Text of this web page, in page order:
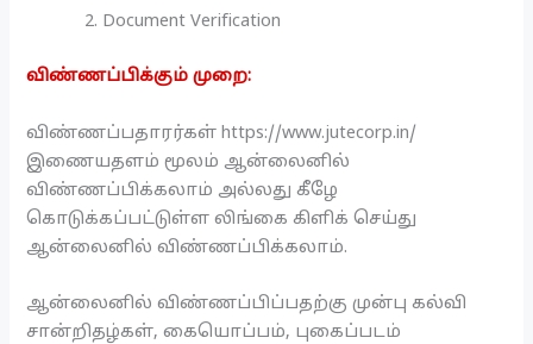
Document Verification
விண்ணப்பிக்கும் முறை:
விண்ணப்பதாரர்கள் https://www.jutecorp.in/
இணையதளம் மூலம் ஆன்லைனில்
விண்ணப்பிக்கலாம் அல்லது கீழே
கொடுக்கப்பட்டுள்ள லிங்கை கிளிக் செய்து
ஆன்லைனில் விண்ணப்பிக்கலாம்.
ஆன்லைனில் விண்ணப்பிப்பதற்கு முன்பு கல்வி
சான்றிதழ்கள், கையொப்பம், புகைப்படம்